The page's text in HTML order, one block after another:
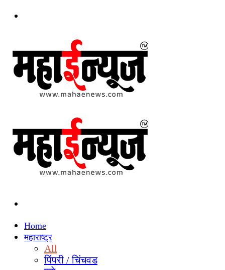
Home
महाराष्ट्र
All
पिंपरी / चिंचवड